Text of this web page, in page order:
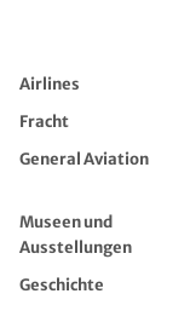
Airlines
Fracht
General Aviation
Museen und
Ausstellungen
Geschichte